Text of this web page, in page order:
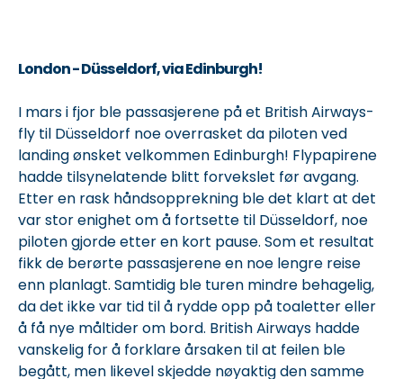
London - Düsseldorf, via Edinburgh!
I mars i fjor ble passasjerene på et British Airways-
fly til Düsseldorf noe overrasket da piloten ved
landing ønsket velkommen Edinburgh! Flypapirene
hadde tilsynelatende blitt forvekslet før avgang.
Etter en rask håndsopprekning ble det klart at det
var stor enighet om å fortsette til Düsseldorf, noe
piloten gjorde etter en kort pause. Som et resultat
fikk de berørte passasjerene en noe lengre reise
enn planlagt. Samtidig ble turen mindre behagelig,
da det ikke var tid til å rydde opp på toaletter eller
å få nye måltider om bord. British Airways hadde
vanskelig for å forklare årsaken til at feilen ble
begått, men likevel skjedde nøyaktig den samme